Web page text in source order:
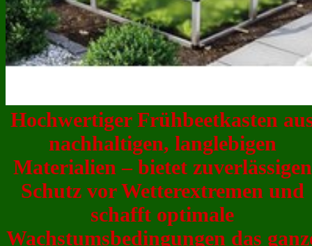
Hochwertiger Frühbeetkasten
nachhaltigen, langlebigen
Materialien – bietet zuverlässigen
Schutz vor Wetterextremen und
schafft optimale
Wachstumsbedingungen das